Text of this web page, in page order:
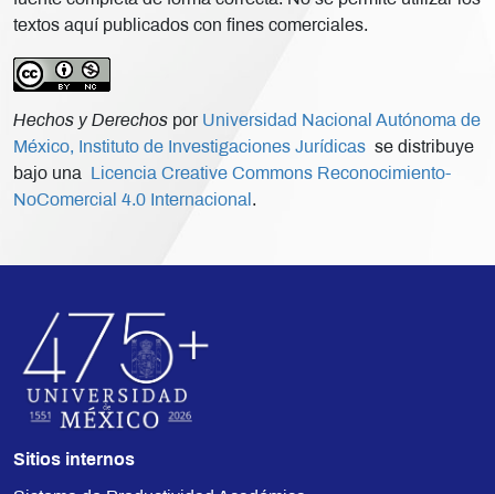
textos aquí publicados con fines comerciales.
Hechos y Derechos por Universidad Nacional Autónoma de
México, Instituto de Investigaciones Jurídicas se distribuye
bajo una
Licencia Creative Commons Reconocimiento-
NoComercial 4.0 Internacional .
Sitios internos